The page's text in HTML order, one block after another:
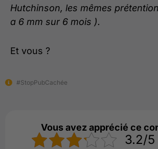
Hutchinson, les mêmes
a 6 mm sur 6 mois ).
Et vous ?
#StopPubCachée
Vous avez apprécié ce
3.2/5